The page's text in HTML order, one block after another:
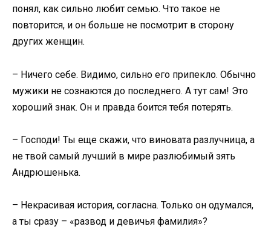
понял, как сильно любит семью. Что такое не
повторится, и он больше не посмотрит в сторону
других женщин.
– Ничего себе. Видимо, сильно его припекло. Обычно
мужики не сознаются до последнего. А тут сам! Это
хороший знак. Он и правда боится тебя потерять.
– Господи! Ты еще скажи, что виновата разлучница, а
не твой самый лучший в мире разлюбимый зять
Андрюшенька.
– Некрасивая история, согласна. Только он одумался,
а ты сразу – «развод и девичья фамилия»?